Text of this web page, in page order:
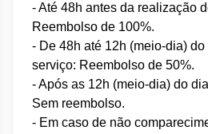
- Até 48h antes da realização
Reembolso de 100%.
- De 48h até 12h (meio-dia)
serviço: Reembolso de 50%.
- Após as 12h (meio-dia) do
Sem reembolso.
- Em caso de não